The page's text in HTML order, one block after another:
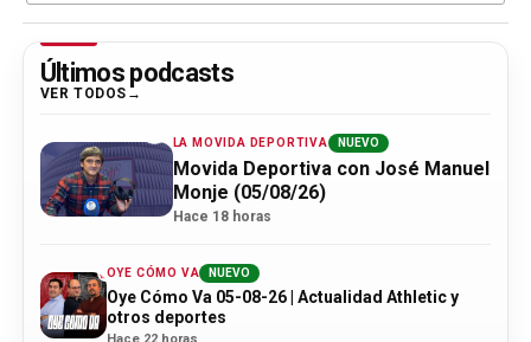
Últimos podcasts
VER TODOS
LA MOVIDA DEPORTIVA NUEVO
Movida Deportiva con José Manuel
Monje (05/08/26)
Hace 18 horas
OYE CÓMO VA NUEVO
Oye Cómo Va 05-08-26 | Actualidad Athletic y
otros deportes
Hace 22 horas